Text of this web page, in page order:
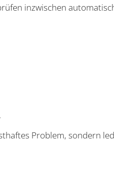
inzwischen
Problem, sondern